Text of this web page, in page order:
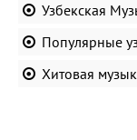
Узбекская
Популярные
Хитовая